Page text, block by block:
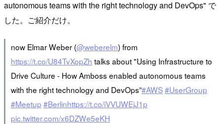
autonomous teams with the right technology and DevOps" で
した。ご紹介だけ。
now Elmar Weber (@weberelm) from
https://t.co/U84TvXopZh talks about "Using Infrastructure to
Drive Culture - How Amboss enabled autonomous teams
with the right technology and DevOps”#AWS#UserGroup
#Meetup #Berlinhttps://t.co/iVVUWEjJ1p
pic.twitter.com/x6DZWe5eKH